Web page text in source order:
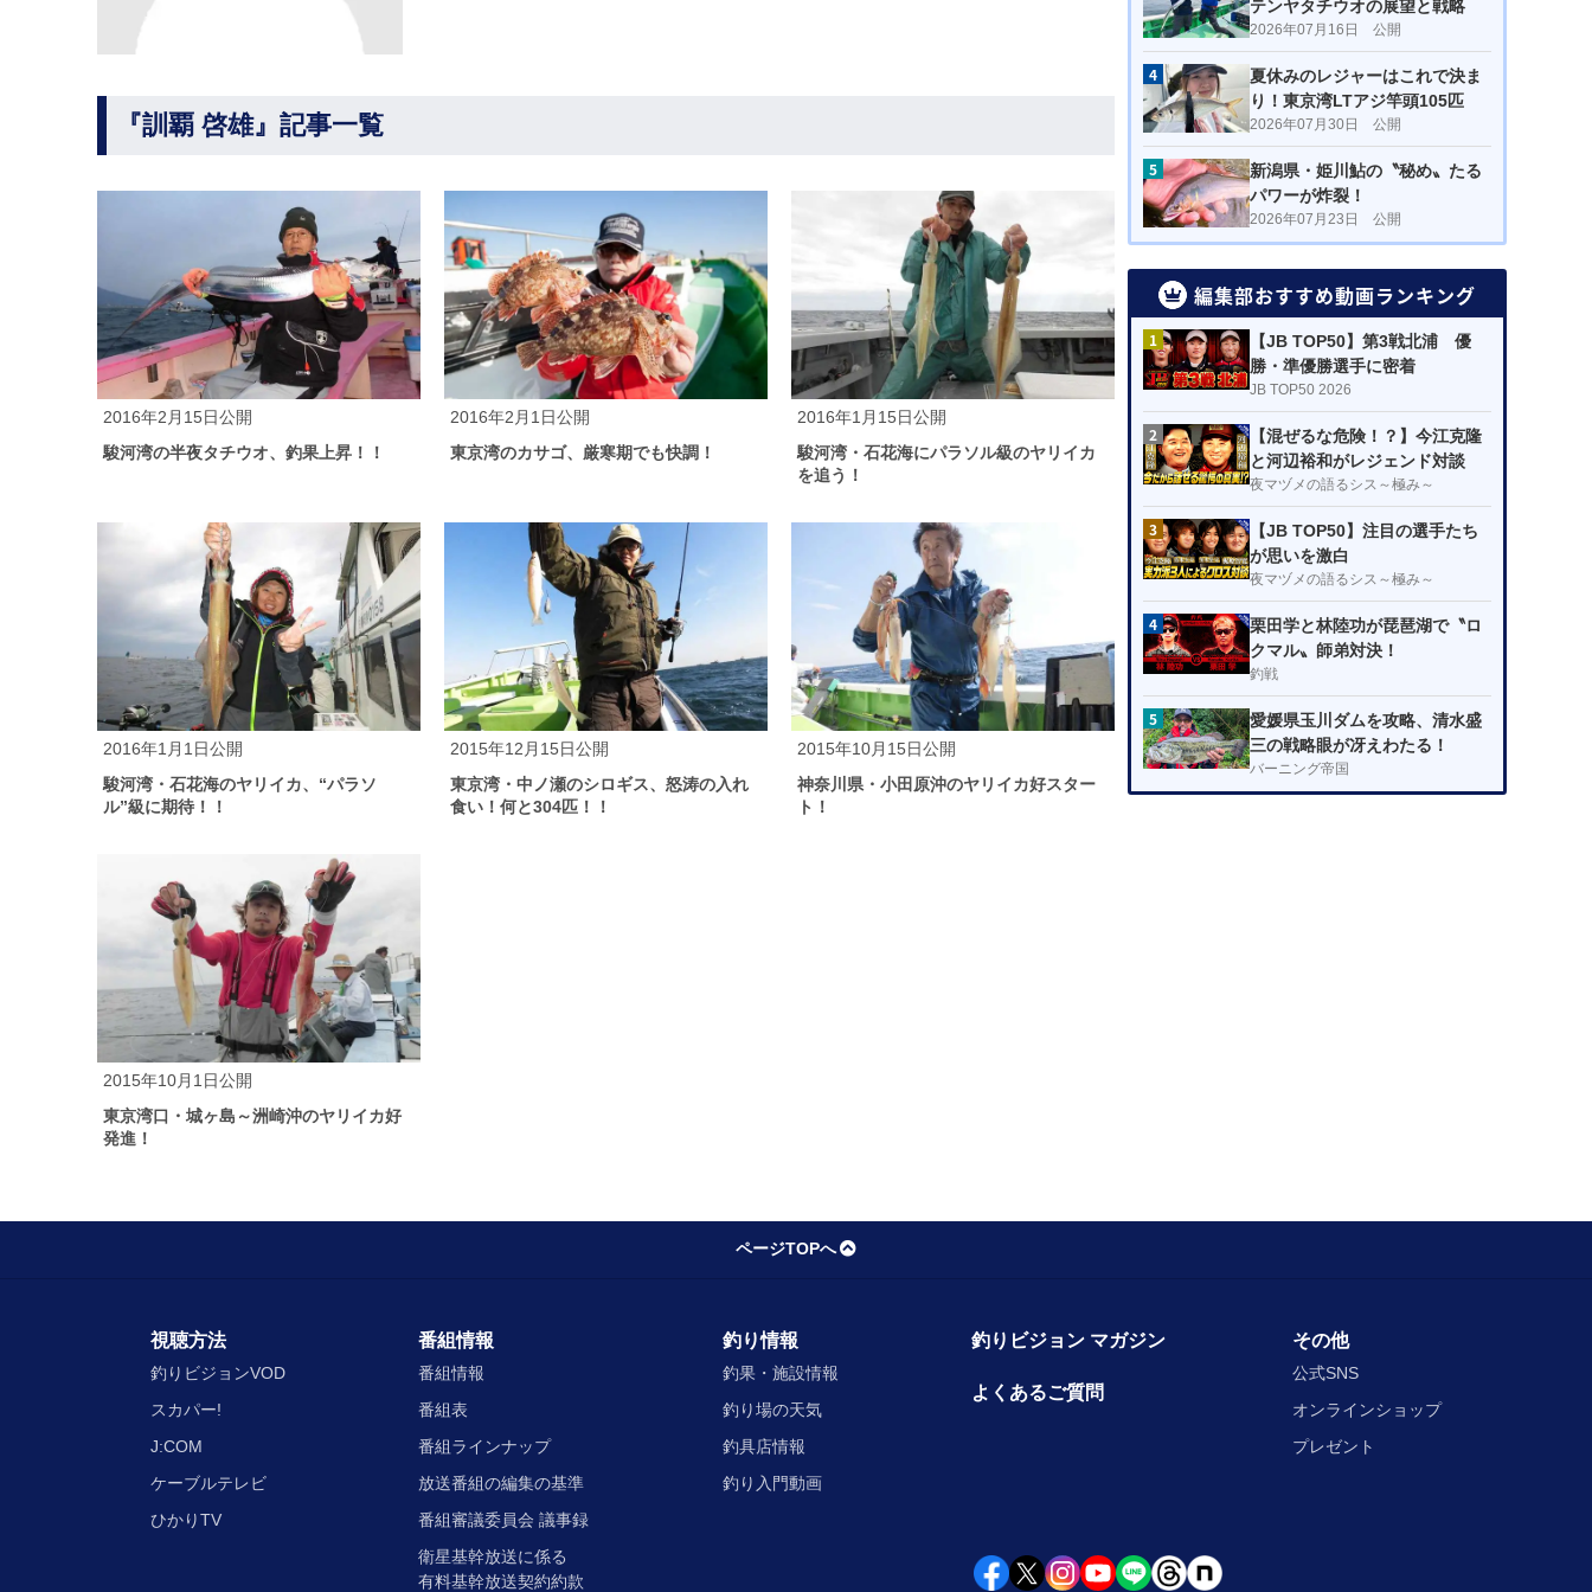
『訓覇 啓雄』記事一覧
2016年2月15日公開
駿河湾の半夜タチウオ、釣果上昇！！
2016年2月1日公開
東京湾のカサゴ、厳寒期でも快調！
2016年1月15日公開
駿河湾・石花海にパラソル級のヤリイカ
を追う！
2016年1月1日公開
駿河湾・石花海のヤリイカ、“パラソ
ル”級に期待！！
2015年12月15日公開
東京湾・中ノ瀬のシロギス、怒涛の入れ
食い！何と304匹！！
2015年10月15日公開
神奈川県・小田原沖のヤリイカ好スター
ト！
2015年10月1日公開
東京湾口・城ヶ島～洲崎沖のヤリイカ好
発進！
テンヤタチウオの展望と戦略
2026年07月16日 公開
4
夏休みのレジャーはこれで決ま
り！東京湾LTアジ竿頭105匹
2026年07月30日 公開
5
新潟県・姫川鮎の〝秘め〟たる
パワーが炸裂！
2026年07月23日 公開
編集部おすすめ動画ランキング
1
【JB TOP50】第3戦北浦 優
勝・準優勝選手に密着
JB TOP50 2026
2
【混ぜるな危険！？】今江克隆
と河辺裕和がレジェンド対談
夜マヅメの語るシス～極み～
3
【JB TOP50】注目の選手たち
が思いを激白
夜マヅメの語るシス～極み～
4
栗田学と林陸功が琵琶湖で〝ロ
クマル〟師弟対決！
釣戦
5
愛媛県玉川ダムを攻略、清水盛
三の戦略眼が冴えわたる！
バーニング帝国
ページTOPへ
視聴方法
釣りビジョンVOD
スカパー!
J:COM
ケーブルテレビ
ひかりTV
番組情報
番組情報
番組表
番組ラインナップ
放送番組の編集の基準
番組審議委員会 議事録
衛星基幹放送に係る
有料基幹放送契約約款
釣り情報
釣果・施設情報
釣り場の天気
釣具店情報
釣り入門動画
釣りビジョン マガジン
よくあるご質問
その他
公式SNS
オンラインショップ
プレゼント